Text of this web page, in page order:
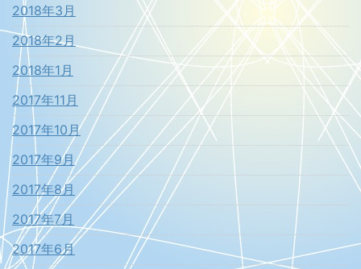
2018年3月
2018年2月
2018年1月
2017年11月
2017年10月
2017年9月
2017年8月
2017年7月
2017年6月